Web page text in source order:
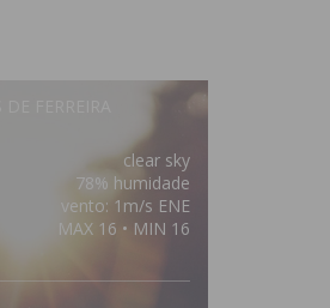
clear sky
78% humidade
vento: 1m/s ENE
MAX 16 • MIN 16